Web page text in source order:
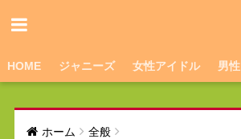
HOME ジャニーズ 女性アイドル 男
ホーム 全般